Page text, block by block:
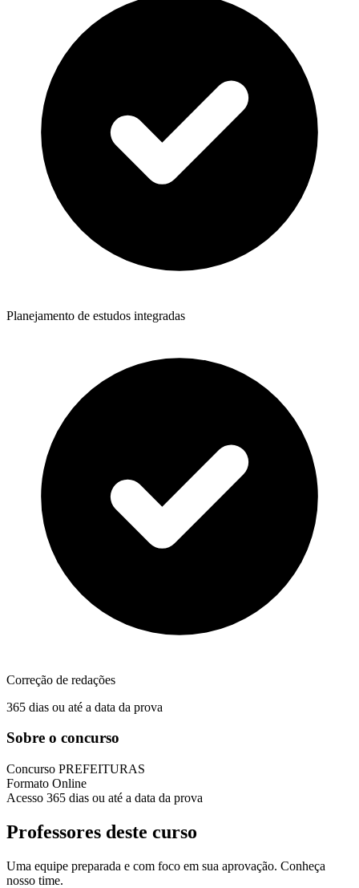
Planejamento de estudos integradas
Correção de redações
365 dias ou até a data da prova
Sobre o concurso
Concurso PREFEITURAS
Formato Online
Acesso 365 dias ou até a data da prova
Professores deste curso
Uma equipe preparada e com foco em sua aprovação. Conheça
nosso time.